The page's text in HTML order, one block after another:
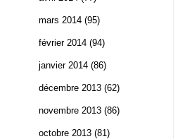
mars 2014 (95)
février 2014 (94)
janvier 2014 (86)
décembre 2013 (62)
novembre 2013 (86)
octobre 2013 (81)